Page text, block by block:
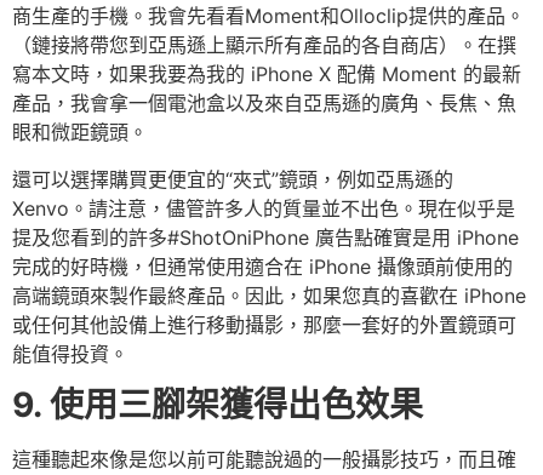
商生產的手機。我會先看看Moment和Olloclip提供的產品。
（鏈接將帶您到亞馬遜上顯示所有產品的各自商店）。在撰
寫本文時，如果我要為我的 iPhone X 配備 Moment 的最新
產品，我會拿一個電池盒以及來自亞馬遜的廣角、長焦、魚
眼和微距鏡頭。
還可以選擇購買更便宜的“夾式”鏡頭，例如亞馬遜的
Xenvo。請注意，儘管許多人的質量並不出色。現在似乎是
提及您看到的許多#ShotOniPhone 廣告點確實是用 iPhone
完成的好時機，但通常使用適合在 iPhone 攝像頭前使用的
高端鏡頭來製作最終產品。因此，如果您真的喜歡在 iPhone
或任何其他設備上進行移動攝影，那麼一套好的外置鏡頭可
能值得投資。
9. 使用三腳架獲得出色效果
這種聽起來像是您以前可能聽說過的一般攝影技巧，而且確